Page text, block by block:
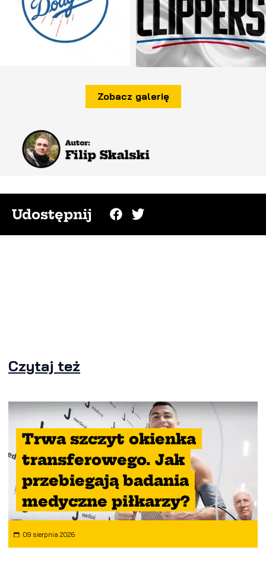
Zobacz galerię
Udostępnij
Czytaj też
Trwa szczyt okienka
transferowego. Jak
przebiegają badania
medyczne piłkarzy?
09 sierpnia 2026